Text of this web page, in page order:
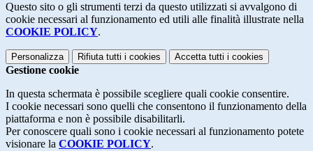
Questo sito o gli strumenti terzi da questo utilizzati si avvalgono di
cookie necessari al funzionamento ed utili alle finalità illustrate nella
COOKIE POLICY.
Personalizza Rifiuta tutti i cookies Accetta tutti i cookies
Gestione cookie
In questa schermata è possibile scegliere quali cookie consentire.
I cookie necessari sono quelli che consentono il funzionamento della
piattaforma e non è possibile disabilitarli.
Per conoscere quali sono i cookie necessari al funzionamento potete
visionare la COOKIE POLICY.